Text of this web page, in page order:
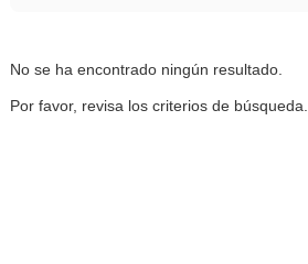
No se ha encontrado ningún resultado.
Por favor, revisa los criterios de búsqueda.